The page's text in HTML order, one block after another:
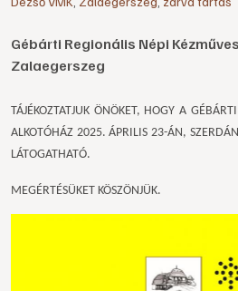
Gébárti Regionális Népi
Zalaegerszeg
TÁJÉKOZTATJUK ÖNÖKET, HOGY A
ALKOTÓHÁZ 2025. ÁPRILIS 23-ÁN,
LÁTOGATHATÓ.
MEGÉRTÉSÜKET KÖSZÖNJÜK.